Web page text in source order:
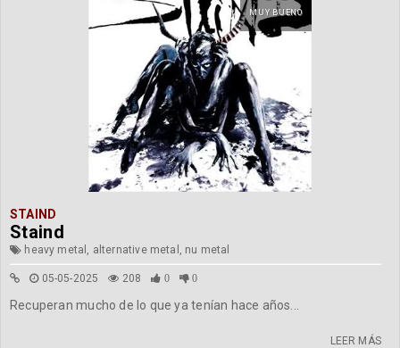
MUY BUENO
STAIND
Staind
heavy metal, alternative metal, nu metal
05-05-2025 208 0 0
Recuperan mucho de lo que ya tenían hace años...
LEER MÁS